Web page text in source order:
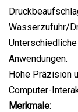
Wasserzufuhr/
Anwendungen.
Hohe Präzision
Computer-
Merkmale: